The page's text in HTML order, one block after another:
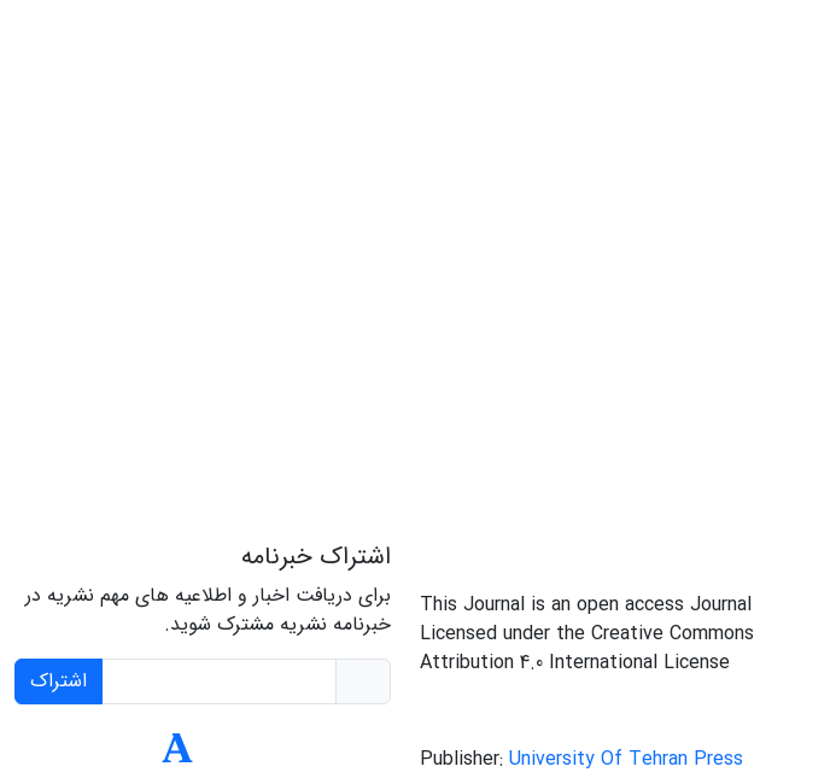
This Journal is an open access Journal
Licensed under the Creative Commons
Attribution 4.0 International License
Publisher: University Of Tehran Press
اشتراک خبرنامه
برای دریافت اخبار و اطلاعیه های مهم نشریه در
خبرنامه نشریه مشترک شوید.
اشتراک